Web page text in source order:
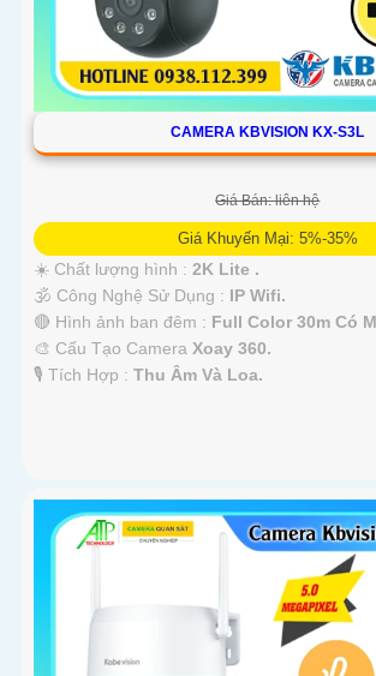
CAMERA KBVISION KX-S3L
Giá Bán: liên hệ
Giá Khuyến Mại: 5%-35%
☀️ Chất lượng hình : 2K Lite .
🕉️ Công Nghệ Sử Dụng : IP Wifi.
🔴 Hình ảnh ban đêm : Full Color 30m Có
🎨 Cấu Tạo Camera Xoay 360.
️🎙 Tích Hợp : Thu Âm Và Loa.